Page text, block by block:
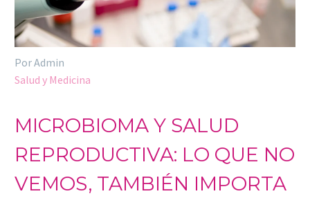
Por Admin
Salud y Medicina
MICROBIOMA Y SALUD
REPRODUCTIVA: LO QUE NO
VEMOS, TAMBIÉN IMPORTA